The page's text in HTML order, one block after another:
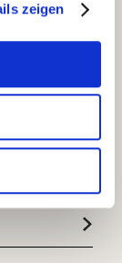
zeigen
ou avez